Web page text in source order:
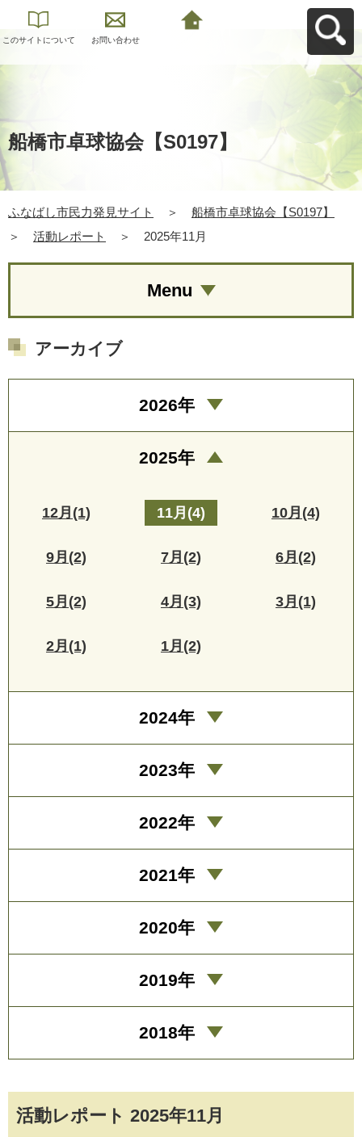
このサイトについて お問い合わせ
船橋市卓球協会【S0197】
ふなばし市民力発見サイト ＞
船橋市卓球協会【S0197】
＞
活動レポート ＞ 2025年11月
活動レポート 2025年11月
Menu
アーカイブ
2026年
2025年
12月(1) 11月(4) 10月(4)
9月(2) 7月(2) 6月(2)
5月(2) 4月(3) 3月(1)
2月(1) 1月(2)
2024年
2023年
2022年
2021年
2020年
2019年
2018年